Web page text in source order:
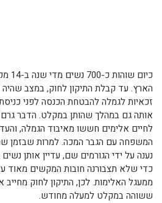
הארץ. עד קבלת התיקון לחוק, במצב שהיה
זכאיות לגמלה להבטחת הכנסה לפני
אותה גם במהלך שהותן במקלט. הדבר גרם
לחיים אלימים חששו מאיבוד הגמלה,
המשפחה עם הגבר המכה. למרות שבזמן
נענה על ידי הגורמים שם, עדיין אותן
כדי שלא תצבורנה חובות המקשים מאוד
ממעגל האלימות. לכן, התיקון לחוק
ששוהה במקלט למעלה מחודש.